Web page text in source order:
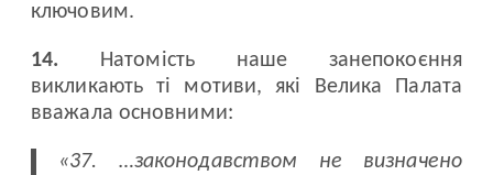
ключовим.
14. Натомість наше занепокоєння
викликають ті мотиви, які Велика Палата
вважала основними:
«37. …законодавством не визначено